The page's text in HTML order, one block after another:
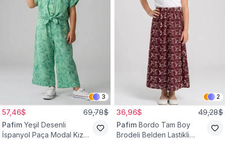
3
57,46$ 69,78$
Pafim Yeşil Desenli
İspanyol Paça Modal Kız
2
36,96$ 49,28$
Pafim Bordo Tam Boy
Brodeli Belden Lastikli